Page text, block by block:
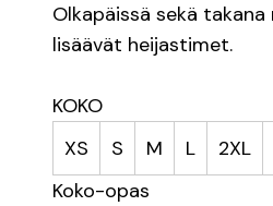
Olkapäissä sekä
lisäävät heijastimet.
KOKO
XS
S M L 2XL
Koko-opas